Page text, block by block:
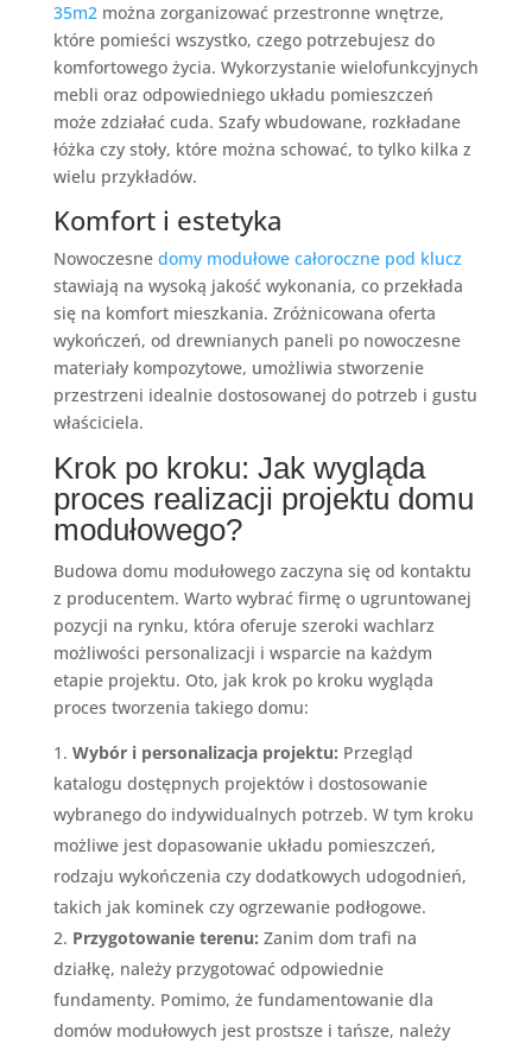
35m2można zorganizować przestronne wnętrze,
które pomieści wszystko, czego potrzebujesz do
komfortowego życia. Wykorzystanie wielofunkcyjnych
mebli oraz odpowiedniego układu pomieszczeń
może zdziałać cuda. Szafy wbudowane, rozkładane
łóżka czy stoły, które można schować, to tylko kilka z
wielu przykładów.
Komfort i estetyka
Nowoczesne domy modułowe całoroczne pod klucz
stawiają na wysoką jakość wykonania, co przekłada
się na komfort mieszkania. Zróżnicowana oferta
wykończeń, od drewnianych paneli po nowoczesne
materiały kompozytowe, umożliwia stworzenie
przestrzeni idealnie dostosowanej do potrzeb i gustu
właściciela.
Krok po kroku: Jak wygląda
proces realizacji projektu domu
modułowego?
Budowa domu modułowego zaczyna się od kontaktu
z producentem. Warto wybrać firmę o ugruntowanej
pozycji na rynku, która oferuje szeroki wachlarz
możliwości personalizacji i wsparcie na każdym
etapie projektu. Oto, jak krok po kroku wygląda
proces tworzenia takiego domu:
Wybór i personalizacja projektu: Przegląd
katalogu dostępnych projektów i dostosowanie
wybranego do indywidualnych potrzeb. W tym kroku
możliwe jest dopasowanie układu pomieszczeń,
rodzaju wykończenia czy dodatkowych udogodnień,
takich jak kominek czy ogrzewanie podłogowe.
Przygotowanie terenu: Zanim dom trafi na
działkę, należy przygotować odpowiednie
fundamenty. Pomimo, że fundamentowanie dla
domów modułowych jest prostsze i tańsze, należy